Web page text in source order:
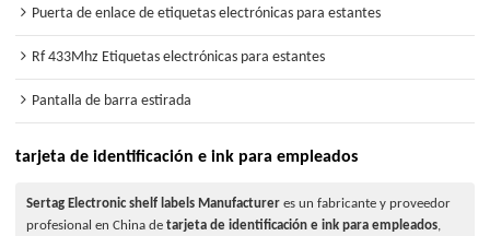
Puerta de enlace de etiquetas electrónicas para estantes
Rf 433Mhz Etiquetas electrónicas para estantes
Pantalla de barra estirada
tarjeta de identificación e ink para empleados
Sertag Electronic shelf labels Manufacturer es un fabricante y proveedor
profesional en China detarjeta de identificación e ink para empleados,